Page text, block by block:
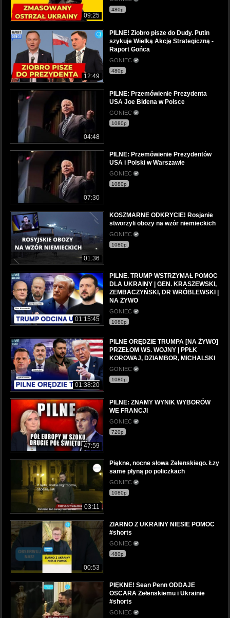
09:25
480p
12:49
PILNE! Ziobro pisze do Dudy. Putin
szykuje Wielką Akcję Strategiczną -
Raport Gońca
GONIEC
480p
04:48
PILNE: Przemówienie Prezydenta
USA Joe Bidena w Polsce
GONIEC
1080p
07:30
PILNE: Przemówienie Prezydentów
USA i Polski w Warszawie
GONIEC
1080p
01:36
KOSZMARNE ODKRYCIE! Rosjanie
stworzyli obozy na wzór niemieckich
GONIEC
1080p
01:15:45
PILNE. TRUMP WSTRZYMAŁ POMOC
DLA UKRAINY | GEN. KRASZEWSKI,
ZEMBACZYŃSKI, DR WRÓBLEWSKI |
NA ŻYWO
GONIEC
1080p
01:38:20
PILNE ORĘDZIE TRUMPA [NA ŻYWO]
PRZEŁOM WS. WOJNY | PPŁK
KOROWAJ, DZIAMBOR, MICHALSKI
GONIEC
1080p
47:59
PILNE: ZNAMY WYNIK WYBORÓW
WE FRANCJI
GONIEC
720p
03:11
Piękne, nocne słowa Zełenskiego. Łzy
same płyną po policzkach
GONIEC
1080p
00:53
ZIARNO Z UKRAINY NIESIE POMOC
#shorts
GONIEC
480p
PIĘKNE! Sean Penn ODDAJE
OSCARA Zełenskiemu i Ukrainie
#shorts
GONIEC